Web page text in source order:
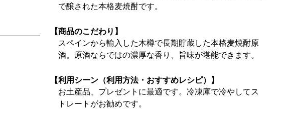
で醸された本格麦焼酎です。
【商品のこだわり】
スペインから輸入した木樽で長期貯蔵した本格麦焼酎原
酒。原酒ならではの濃厚な香り、旨味が堪能できます。
【利用シーン（利用方法・おすすめレシピ）】
お土産品、プレゼントに最適です。冷凍庫で冷やしてス
トレートがお勧めです。